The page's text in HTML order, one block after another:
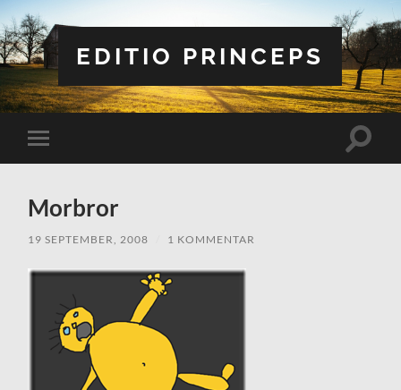
EDITIO PRINCEPS
Slå
på/av
Slå
Morbror
19 SEPTEMBER, 2008 1 KOMMENTAR